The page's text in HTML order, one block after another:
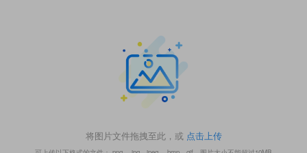
将图片文件拖拽至此，或 点击上传